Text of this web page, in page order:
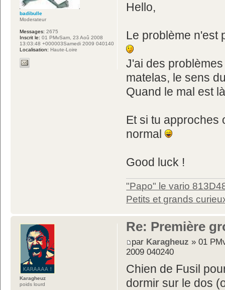
Hello,
Le problème n'est
J'ai des
matelas, le sens
Quand le mal est
Et si tu approches
normal
Good luck !
"Papo" le vario
Petits et grands
badibulle
Moderateur
Messages: 2675
Inscrit le: 01 PMvSam, 23 Aoû 2008
13:03:48 +000003Samedi 2009 040140
Localisation: Haute-Loire
Re: Première
par Karagheuz » 01
2009 040240
Chien de Fusil
dormir sur le dos
Karagheuz
poids lourd